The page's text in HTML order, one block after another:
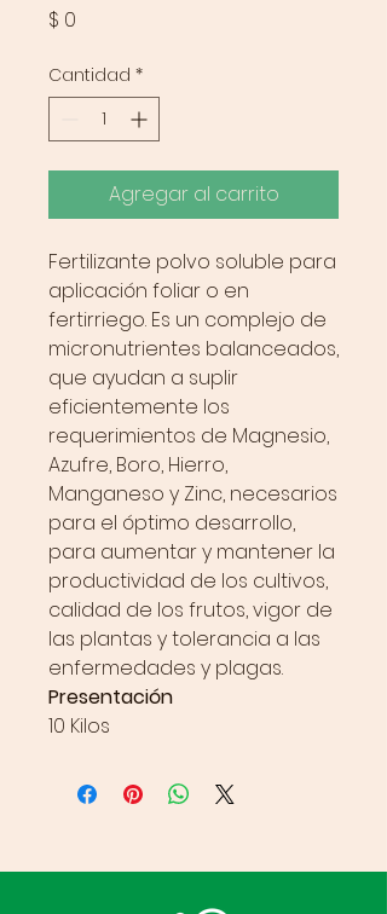
$ 0
Cantidad *
Agregar al carrito
Fertilizante polvo soluble para
aplicación foliar o en
fertirriego. Es un complejo de
micronutrientes balanceados,
que ayudan a suplir
eficientemente los
requerimientos de Magnesio,
Azufre, Boro, Hierro,
Manganeso y Zinc, necesarios
para el óptimo desarrollo,
para aumentar y mantener la
productividad de los cultivos,
calidad de los frutos, vigor de
las plantas y tolerancia a las
enfermedades y plagas.
Presentación
10 Kilos